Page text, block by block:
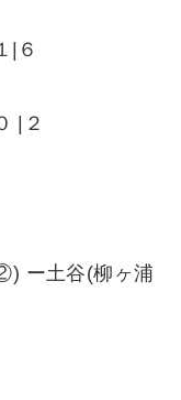
６
|２
ー土谷(柳ヶ浦